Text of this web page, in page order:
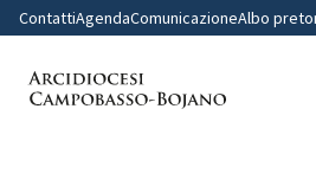
ContattiAgendaComunicazioneAlbo